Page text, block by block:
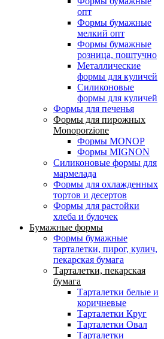
опт
Формы бумажные
мелкий опт
Формы бумажные
розница, поштучно
Металлические
формы для куличей
Силиконовые
формы для куличей
Формы для печенья
Формы для пирожных
Monoporzione
Формы MONOP
Формы MIGNON
Силиконовые формы для
мармелада
Формы для oхлажденных
тортов и десертов
Формы для растойки
хлеба и булочек
Бумажные формы
Формы бумажные
тарталетки, пирог, кулич,
пекарская бумага
Тарталетки, пекарская
бумага
Тарталетки белые и
коричневые
Тарталетки Круг
Тарталетки Овал
Тарталетки